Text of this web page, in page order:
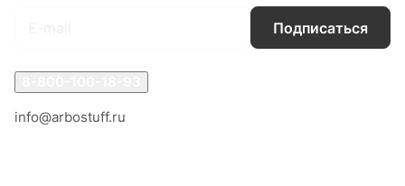
Подписаться
info@arbostuff.ru